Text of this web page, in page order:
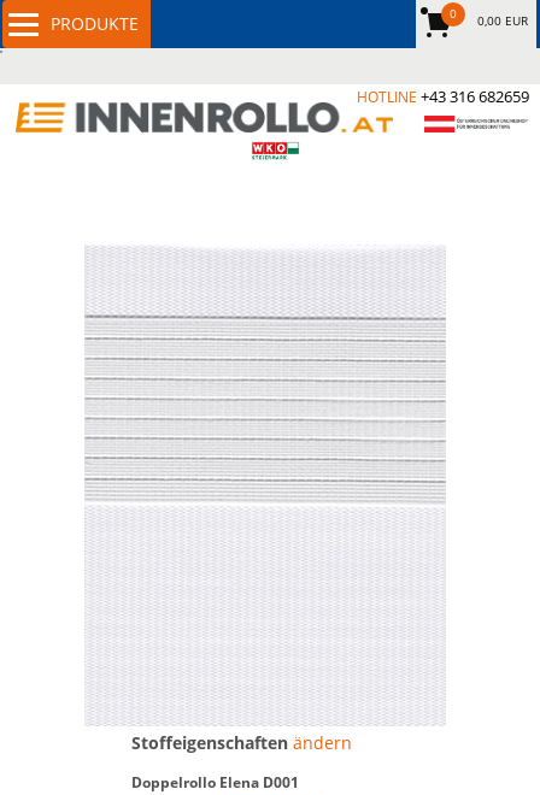
Stoffeigenschaften ändern
Doppelrollo Elena D001
0 0,00 EUR
HOTLINE +43 316 682659